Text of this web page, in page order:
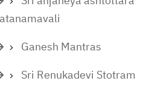
Ganesh Mantras
Sri Renukadevi Stotram